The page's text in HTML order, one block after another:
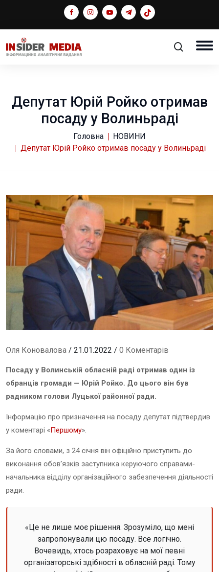
Депутат Юрій Ройко отримав
посаду у Волиньраді
Головна
НОВИНИ
Депутат Юрій Ройко отримав посаду у Волиньраді
Оля Коновалова / 21.01.2022 / 0 Коментарів
Посаду у Волинській обласній раді отримав один із
обранців громади — Юрій Ройко. До цього він був
радником голови Луцької районної ради.
Інформацію про призначення на посаду депутат підтвердив
у коментарі «Першому».
За його словами, з 24 січня він офіційно приступить до
виконання обов’язків заступника керуючого справами-
начальника відділу організаційного забезпечення діяльності
ради.
«Це не лише моє рішення. Зрозуміло, що мені
запропонували цю посаду. Все логічно.
Вочевидь, хтось розраховує на мої певні
організаторські здібності в обласній раді. Тому